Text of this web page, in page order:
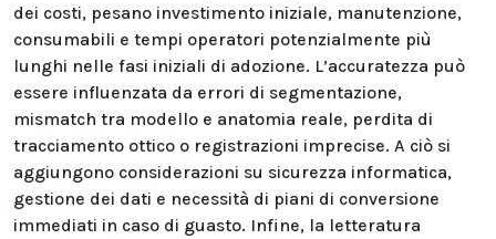
dei costi, pesano investimento iniziale, manutenzione,
consumabili e tempi operatori potenzialmente più
lunghi nelle fasi iniziali di adozione. L’accuratezza può
essere influenzata da errori di segmentazione,
mismatch tra modello e anatomia reale, perdita di
tracciamento ottico o registrazioni imprecise. A ciò si
aggiungono considerazioni su sicurezza informatica,
gestione dei dati e necessità di piani di conversione
immediati in caso di guasto. Infine, la letteratura